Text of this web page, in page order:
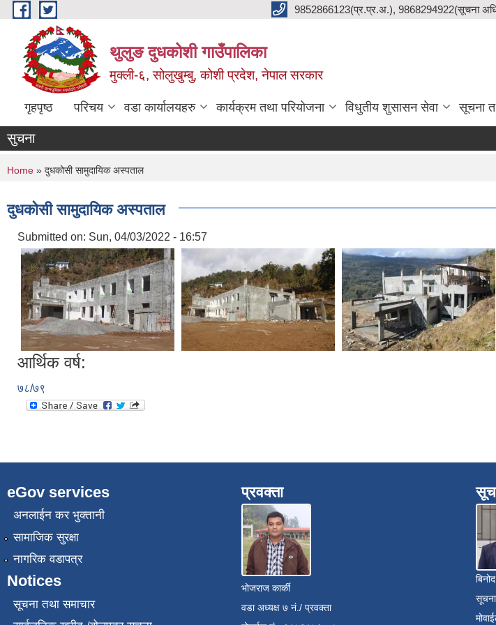
Skip to main content 9852866123(प्र.प्र.अ.), 9868294922(सूचना
थुलुङ दुधकोशी गाउँपालिका
मुक्ली-६, सोलुखुम्बु, कोशी प्रदेश, नेपाल सरकार
गृहपृष्ठ परिचय वडा कार्यालयहरु कार्यक्रम तथा परियोजना विधुतीय शुसासन सेवा सूचना
सुचना
You are here
Home » दुधकोसी सामुदायिक अस्पताल
दुधकोसी सामुदायिक अस्पताल
Submitted on: Sun, 04/03/2022 - 16:57
आर्थिक वर्ष:
७८/७९
eGov services
अनलाईन कर भुक्तानी
सामाजिक सुरक्षा
नागरिक वडापत्र
Notices
सूचना तथा समाचार
प्रवक्ता
भोजराज कार्की
वडा अध्यक्ष ७ नं./ प्रवक्ता